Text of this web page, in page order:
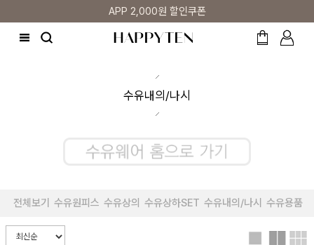
APP 2,000원 할인쿠폰
수유내의/나시
전체보기 수유원피스 수유상의 수유상하SET 수유내의/나시 수유용품